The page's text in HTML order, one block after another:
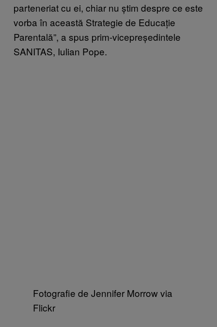
parteneriat cu ei, chiar nu știm despre ce este
vorba în această Strategie de Educație
Parentală”, a spus prim-vicepreședintele
SANITAS, Iulian Pope.
Fotografie de Jennifer Morrow via
Flickr